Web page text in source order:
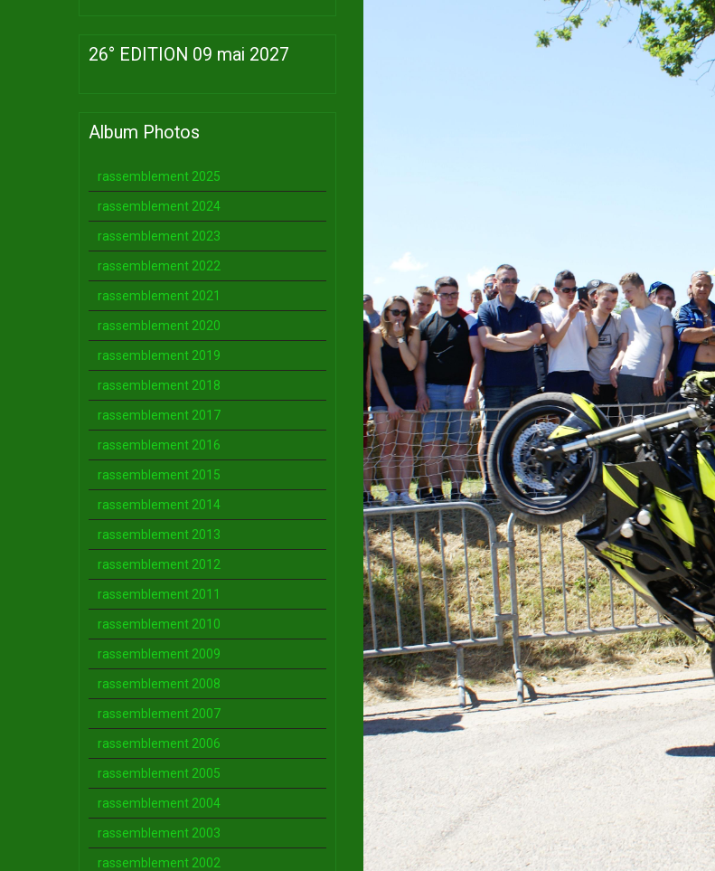
26° EDITION 09 mai 2027
Album Photos
rassemblement 2025
rassemblement 2024
rassemblement 2023
rassemblement 2022
rassemblement 2021
rassemblement 2020
rassemblement 2019
rassemblement 2018
rassemblement 2017
rassemblement 2016
rassemblement 2015
rassemblement 2014
rassemblement 2013
rassemblement 2012
rassemblement 2011
rassemblement 2010
rassemblement 2009
rassemblement 2008
rassemblement 2007
rassemblement 2006
rassemblement 2005
rassemblement 2004
rassemblement 2003
rassemblement 2002